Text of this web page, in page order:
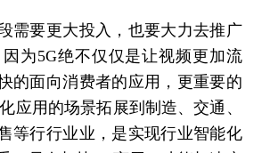
要更大投入，也要大力去推广
为5G绝不仅仅是让视频更加流
的面向消费者的应用，更重要的
应用的场景拓展到制造、交通、
等行行业业，是实现行业智能化